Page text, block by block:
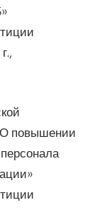
повышении